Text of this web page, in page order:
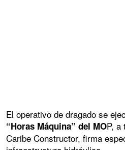
El operativo de dragado se
“Horas Máquina” del MOP, a
Caribe Constructor, firma